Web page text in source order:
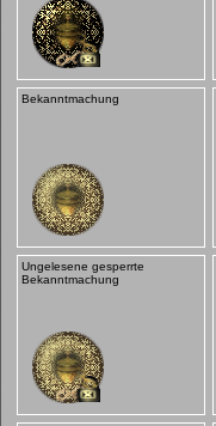
Bekanntmachung
Ungelesene gesperrte
Bekanntmachung